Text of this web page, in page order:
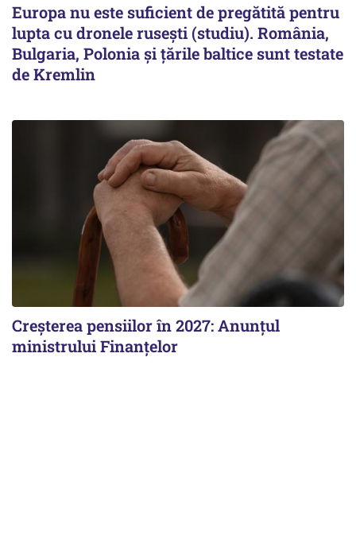
Europa nu este suficient de pregătită pentru
lupta cu dronele rusești (studiu). România,
Bulgaria, Polonia și țările baltice sunt testate
de Kremlin
Creșterea pensiilor în 2027: Anunțul
ministrului Finanțelor